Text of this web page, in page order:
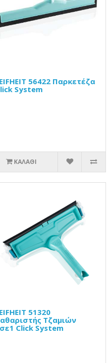
56422 Παρκετέζα
System
ΚΑΛΆΘΙ
51320
Τζαμιών
Click System